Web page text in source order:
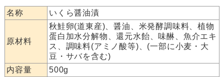
名称 いくら醤油漬
原材料
秋鮭卵(道東産)、醤油、米発酵調味料、植物
蛋白加水分解物、還元水飴、味醂、魚介エキ
ス、調味料(アミノ酸等)、(一部に小麦・大
豆・サバを含む)
内容量
500g